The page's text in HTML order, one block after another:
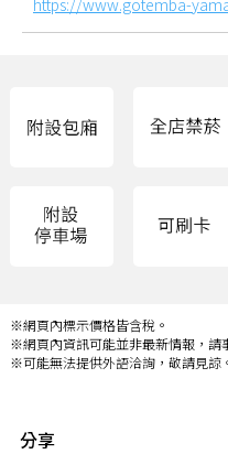
https://www.gotemba-
※網頁內標示價格皆含稅。
※網頁內資訊可能並非最新情報，請
※可能無法提供外語洽詢，敬請見諒
分享